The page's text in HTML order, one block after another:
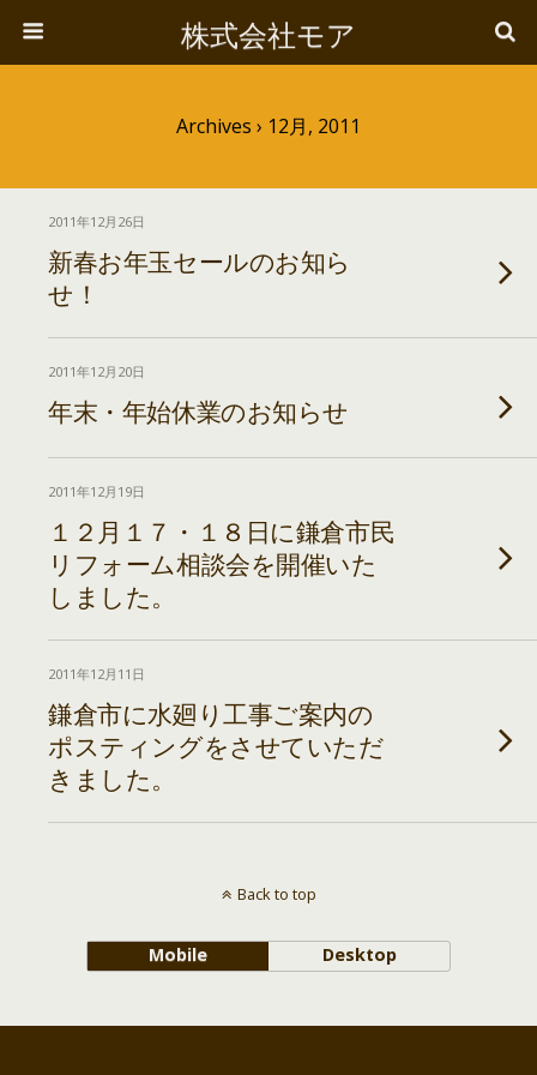
株式会社モア
Archives › 12月, 2011
2011年12月26日
新春お年玉セールのお知ら
せ！
2011年12月20日
年末・年始休業のお知らせ
2011年12月19日
１２月１７・１８日に鎌倉市民
リフォーム相談会を開催いた
しました。
2011年12月11日
鎌倉市に水廻り工事ご案内の
ポスティングをさせていただ
きました。
Back to top
Mobile Desktop